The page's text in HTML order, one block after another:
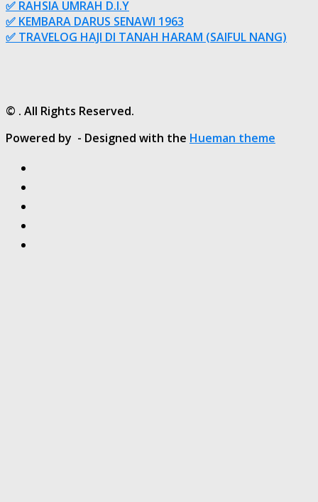
✅ RAHSIA UMRAH D.I.Y
✅ KEMBARA DARUS SENAWI 1963
✅ TRAVELOG HAJI DI TANAH HARAM (SAIFUL NANG)
© . All Rights Reserved.
Powered by - Designed with the Hueman theme